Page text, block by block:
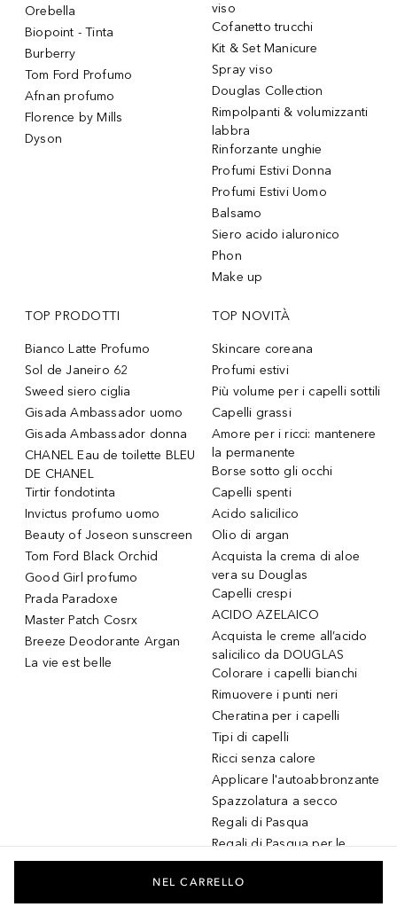
Orebella
Biopoint - Tinta
Burberry
Tom Ford Profumo
Afnan profumo
Florence by Mills
Dyson
viso
Cofanetto trucchi
Kit & Set Manicure
Spray viso
Douglas Collection
Rimpolpanti & volumizzanti
labbra
Rinforzante unghie
Profumi Estivi Donna
Profumi Estivi Uomo
Balsamo
Siero acido ialuronico
Phon
Make up
TOP PRODOTTI
Bianco Latte Profumo
Sol de Janeiro 62
Sweed siero ciglia
Gisada Ambassador uomo
Gisada Ambassador donna
CHANEL Eau de toilette BLEU
DE CHANEL
Tirtir fondotinta
Invictus profumo uomo
Beauty of Joseon sunscreen
Tom Ford Black Orchid
Good Girl profumo
Prada Paradoxe
Master Patch Cosrx
Breeze Deodorante Argan
La vie est belle
TOP NOVITÀ
Skincare coreana
Profumi estivi
Più volume per i capelli sottili
Capelli grassi
Amore per i ricci: mantenere
la permanente
Borse sotto gli occhi
Capelli spenti
Acido salicilico
Olio di argan
Acquista la crema di aloe
vera su Douglas
Capelli crespi
ACIDO AZELAICO
Acquista le creme all’acido
salicilico da DOUGLAS
Colorare i capelli bianchi
Rimuovere i punti neri
Cheratina per i capelli
Tipi di capelli
Ricci senza calore
Applicare l'autoabbronzante
Spazzolatura a secco
Regali di Pasqua
Regali di Pasqua per le
donne
Regali di Pasqua per gli
NEL CARRELLO